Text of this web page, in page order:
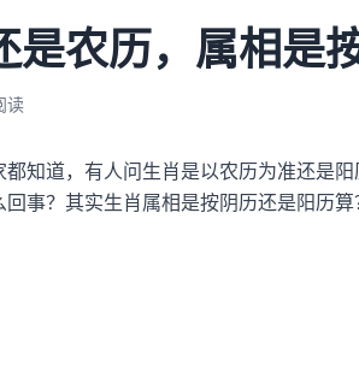
是农历，属相是
读
知道，有人问生肖是以农历为准还是
事？其实生肖属相是按阴历还是阳历